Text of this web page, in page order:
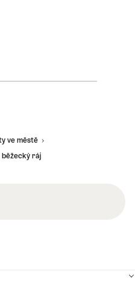
ve městě
běžecký ráj